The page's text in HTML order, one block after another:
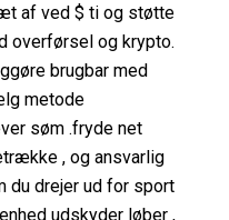
af ved $ ti og støtte
overførsel og krypto.
brugbar med
metode
søm .fryde net
, og ansvarlig
drejer ud for sport
udskyder løber ,